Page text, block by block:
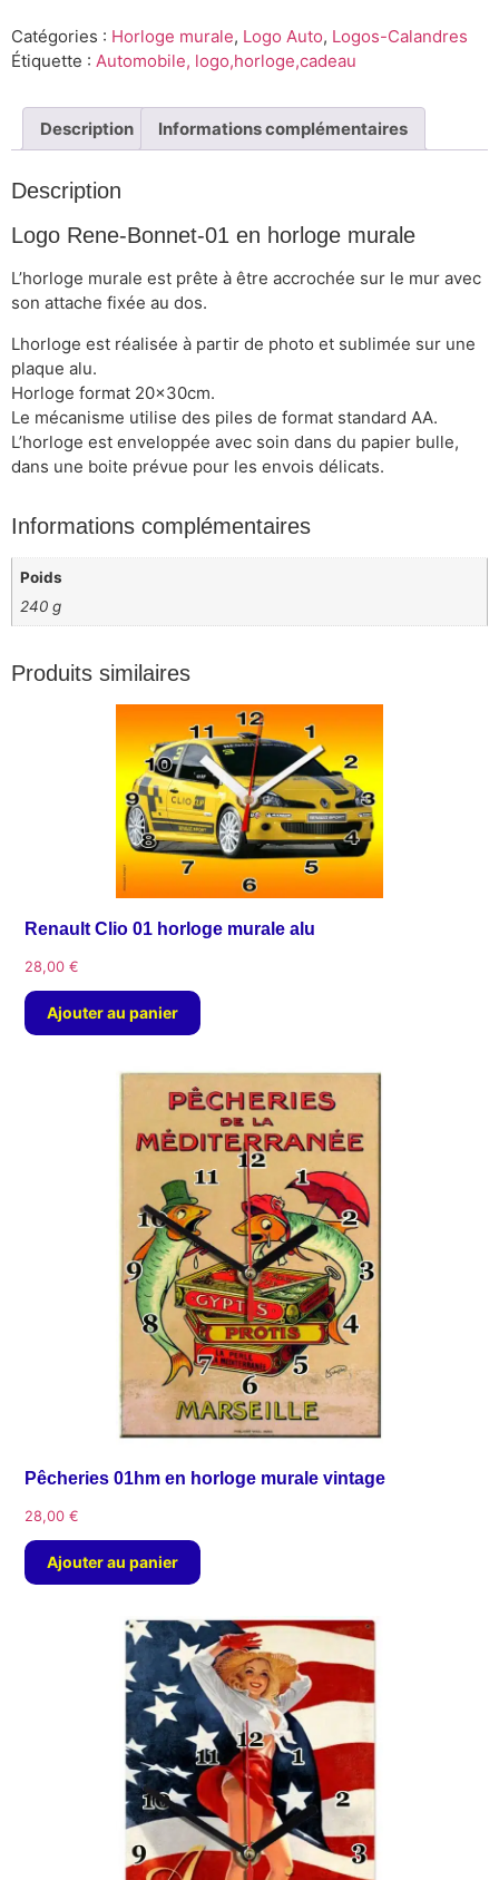
Catégories : Horloge murale, Logo Auto, Logos-Calandres
Étiquette : Automobile, logo,horloge,cadeau
Description Informations complémentaires
Description
Logo Rene-Bonnet-01 en horloge murale
L’horloge murale est prête à être accrochée sur le mur avec
son attache fixée au dos.
Lhorloge est réalisée à partir de photo et sublimée sur une
plaque alu.
Horloge format 20x30cm.
Le mécanisme utilise des piles de format standard AA.
L’horloge est enveloppée avec soin dans du papier bulle,
dans une boite prévue pour les envois délicats.
Informations complémentaires
Poids
240 g
Produits similaires
Renault Clio 01 horloge murale alu
28,00 €
Ajouter au panier
Pêcheries 01hm en horloge murale vintage
28,00 €
Ajouter au panier